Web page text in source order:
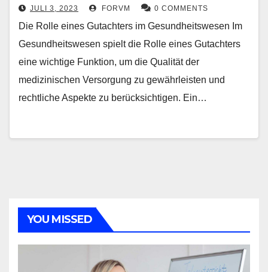
JULI 3, 2023 FORVM 0 COMMENTS
Die Rolle eines Gutachters im Gesundheitswesen Im
Gesundheitswesen spielt die Rolle eines Gutachters
eine wichtige Funktion, um die Qualität der
medizinischen Versorgung zu gewährleisten und
rechtliche Aspekte zu berücksichtigen. Ein…
YOU MISSED